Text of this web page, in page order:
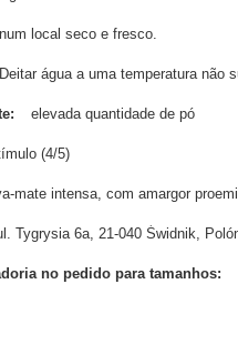
local seco e fresco.
Deitar água a uma temperatura não
elevada quantidade de pó
(4/5)
mate intensa, com amargor
Tygrysia 6a, 21-040 Świdnik,
no pedido para tamanhos